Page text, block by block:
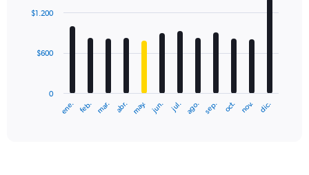
with
12
The
ene. feb. mar. abr. may. jun. jul. ago. sep. oct. nov. dic.
0
$600
$1.200